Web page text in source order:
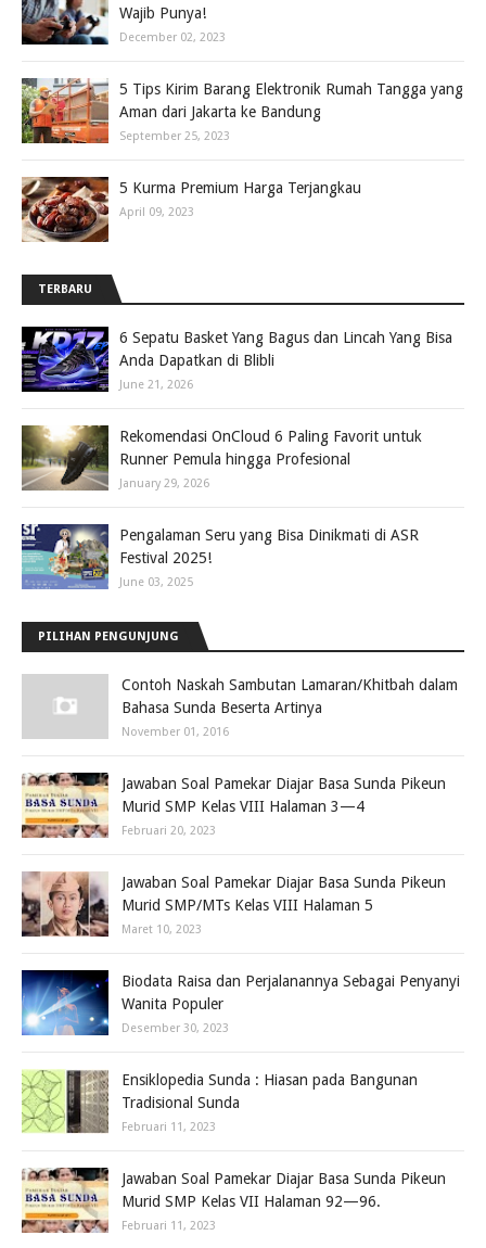
Wajib Punya!
December 02, 2023
5 Tips Kirim Barang Elektronik Rumah Tangga yang
Aman dari Jakarta ke Bandung
September 25, 2023
5 Kurma Premium Harga Terjangkau
April 09, 2023
TERBARU
6 Sepatu Basket Yang Bagus dan Lincah Yang Bisa
Anda Dapatkan di Blibli
June 21, 2026
Rekomendasi OnCloud 6 Paling Favorit untuk
Runner Pemula hingga Profesional
January 29, 2026
Pengalaman Seru yang Bisa Dinikmati di ASR
Festival 2025!
June 03, 2025
PILIHAN PENGUNJUNG
Contoh Naskah Sambutan Lamaran/Khitbah dalam
Bahasa Sunda Beserta Artinya
November 01, 2016
Jawaban Soal Pamekar Diajar Basa Sunda Pikeun
Murid SMP Kelas VIII Halaman 3—4
Februari 20, 2023
Jawaban Soal Pamekar Diajar Basa Sunda Pikeun
Murid SMP/MTs Kelas VIII Halaman 5
Maret 10, 2023
Biodata Raisa dan Perjalanannya Sebagai Penyanyi
Wanita Populer
Desember 30, 2023
Ensiklopedia Sunda : Hiasan pada Bangunan
Tradisional Sunda
Februari 11, 2023
Jawaban Soal Pamekar Diajar Basa Sunda Pikeun
Murid SMP Kelas VII Halaman 92—96.
Februari 11, 2023